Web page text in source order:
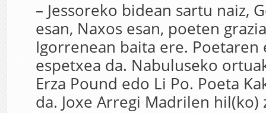
– Jessoreko bidean sartu naiz,
esan, Naxos esan, poeten
Igorrenean baita ere. Poetaren
espetxea da. Nabuluseko
Erza Pound edo Li Po. Poeta
da. Joxe Arregi Madrilen hil(ko)